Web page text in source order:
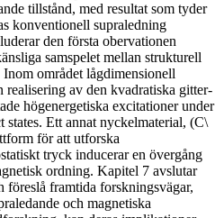
tillstånd, med resultat som tyder
konventionell supraledning
den första obervationen
samspelet mellan strukturell
området lågdimensionell
av den kvadratiska gitter-
högenergetiska excitationer under
Ett annat nyckelmaterial, (C\
för att utforska
tryck inducerar en övergång
ordning. Kapitel 7 avslutar
föreslå framtida forskningsvägar,
och magnetiska